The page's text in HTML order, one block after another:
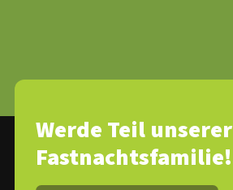
Werde Teil unserer
Fastnachtsfamilie!